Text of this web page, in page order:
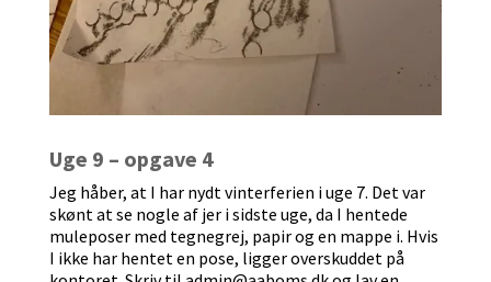
Uge 9 – opgave 4
Jeg håber, at I har nydt vinterferien i uge 7. Det var
skønt at se nogle af jer i sidste uge, da I hentede
muleposer med tegnegrej, papir og en mappe i. Hvis
I ikke har hentet en pose, ligger overskuddet på